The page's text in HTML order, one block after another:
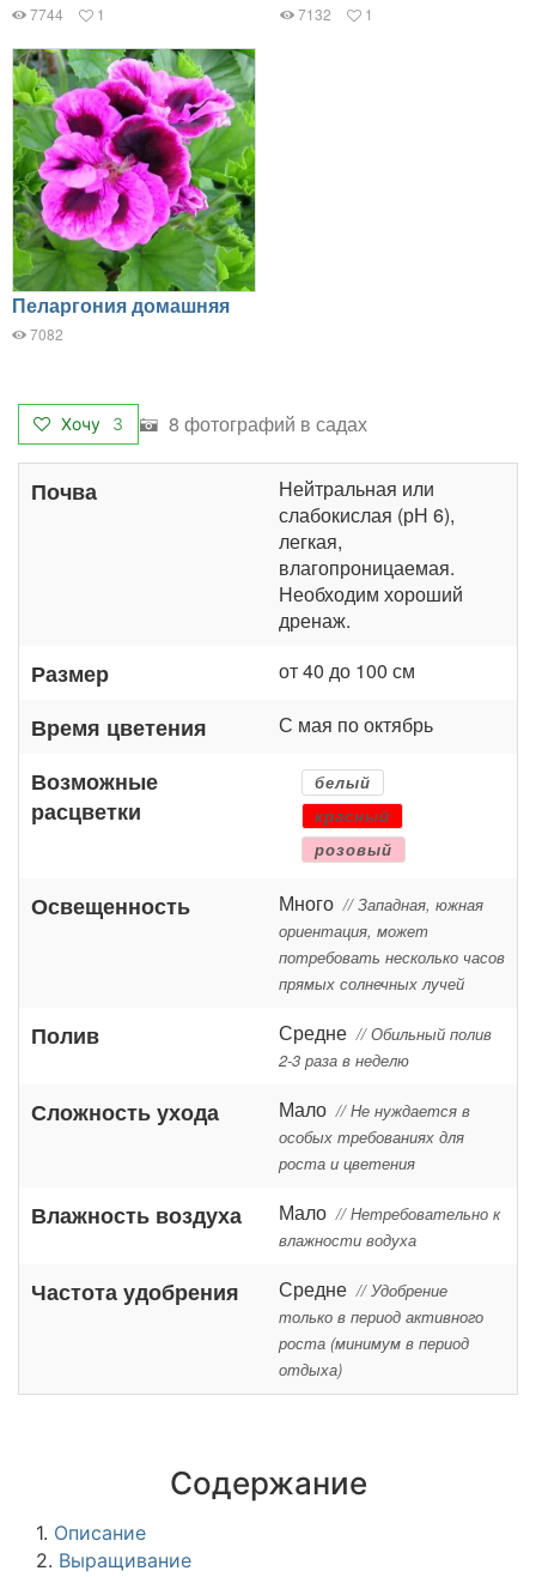
7744 1 7132 1
Пеларгония домашняя
7082
Хочу 3 8 фотографий в садах
Почва
Нейтральная или
слабокислая (рН 6),
легкая,
влагопроницаемая.
Необходим хороший
дренаж.
Размер от 40 до 100 см
Время цветения С мая по октябрь
Возможные
расцветки
белый
красный
розовый
Освещенность Много // Западная, южная
ориентация, может
потребовать несколько часов
прямых солнечных лучей
Полив Средне // Обильный полив
2-3 раза в неделю
Сложность ухода Мало // Не нуждается в
особых требованиях для
роста и цветения
Влажность воздуха Мало // Нетребовательно к
влажности водуха
Частота удобрения Средне // Удобрение
только в период активного
роста (минимум в период
отдыха)
Содержание
1. Описание
2. Выращивание